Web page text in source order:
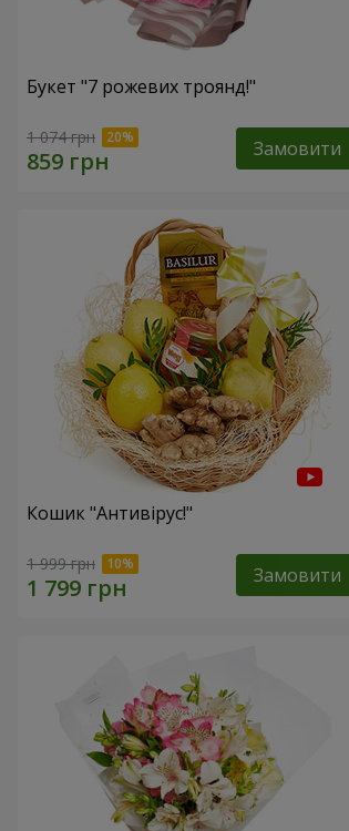
Букет "7 рожевих троянд!"
1 074 грн Замовити
Кошик "Антивірус!"
1 999 грн Замовити